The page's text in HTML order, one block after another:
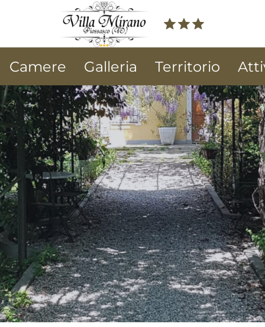
Camere Galleria Territorio